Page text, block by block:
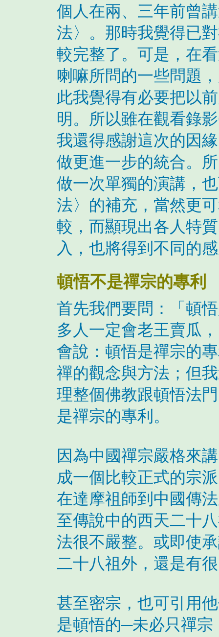
個人在兩、三年前曾
法〉。那時我覺得已
較完整了。可是，在
喇嘛所問的一些問題
此我覺得有必要把以
明。所以雖在觀看錄
我還得感謝這次的因
做更進一步的統合。
做一次單獨的演講，
法〉的補充，當然更
較，而顯現出各人特
入，也將得到不同的
頓悟不是禪宗的專利
首先我們要問：「頓
多人一定會老王賣瓜
會說：頓悟是禪宗的
禪的觀念與方法；但
理整個佛教跟頓悟法
是禪宗的專利。
因為中國禪宗嚴格來
成一個比較正式的宗
在達摩祖師到中國傳
至傳說中的西天二十
法很不嚴整。或即使
二十八祖外，還是有
甚至密宗，也可引用
是頓悟的─未必只禪宗